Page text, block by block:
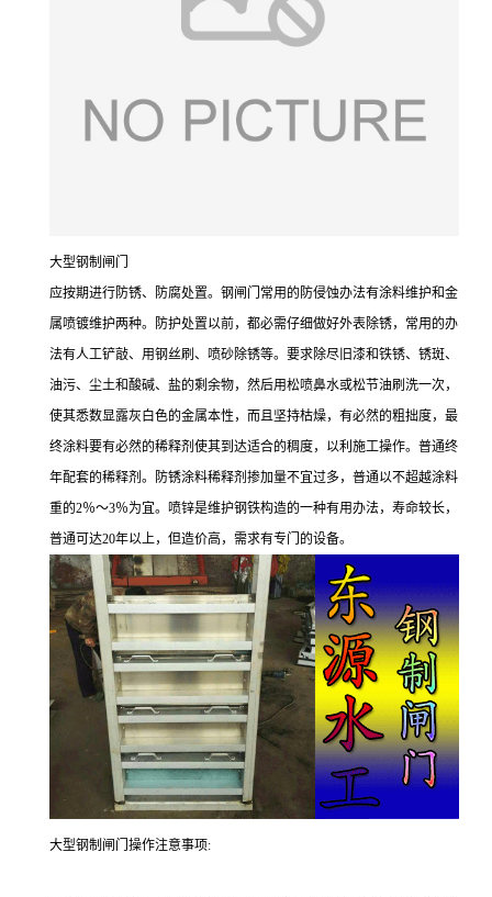
大型钢制闸门
应按期进行防锈、防腐处置。钢闸门常用的防侵蚀办法有涂料维护和金
属喷镀维护两种。防护处置以前，都必需仔细做好外表除锈，常用的办
法有人工铲敲、用钢丝刷、喷砂除锈等。要求除尽旧漆和铁锈、锈斑、
油污、尘土和酸碱、盐的剩余物，然后用松喷鼻水或松节油刷洗一次，
使其悉数显露灰白色的金属本性，而且坚持枯燥，有必然的粗拙度，最
终涂料要有必然的稀释剂使其到达适合的稠度，以利施工操作。普通终
年配套的稀释剂。防锈涂料稀释剂掺加量不宜过多，普通以不超越涂料
重的2％～3％为宜。喷锌是维护钢铁构造的一种有用办法，寿命较长，
普通可达20年以上，但造价高，需求有专门的设备。
大型钢制闸门操作注意事项: